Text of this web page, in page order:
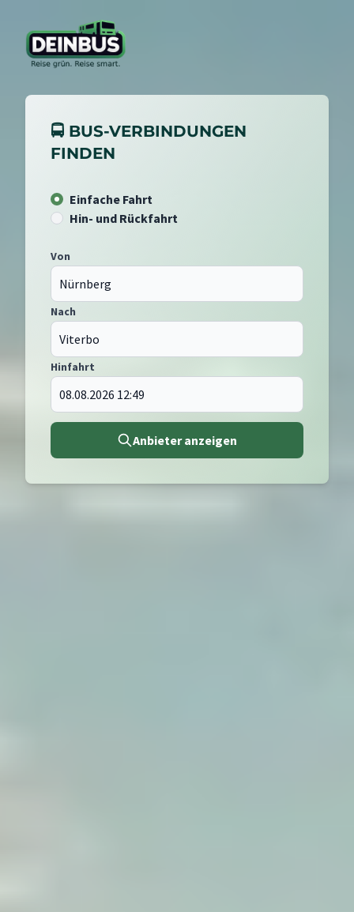
🚍 BUS-VERBINDUNGEN
FINDEN
Einfache Fahrt
Hin- und Rückfahrt
Von
Nach
Hinfahrt
Anbieter anzeigen